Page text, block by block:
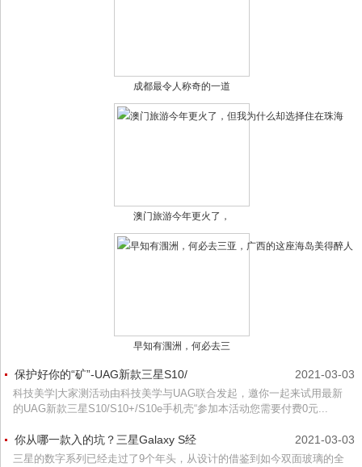
成都最令人称奇的一道
澳门旅游今年更火了，
早知有涠洲，何必去三
2021-03-03
保护好你的“矿”-UAG新款三星S10/
科技美学|大家测活动由科技美学与UAG联合发起，邀你一起来试用最新
的UAG新款三星S10/S10+/S10e手机壳“参加本活动您需要付费0元...
2021-03-03
你从哪一款入的坑？三星Galaxy S经
三星的数字系列已经走过了9个年头，从设计的借鉴到如今双面玻璃的全